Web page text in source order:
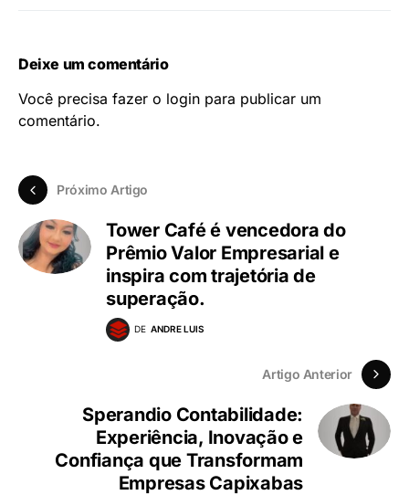
Deixe um comentário
Você precisa fazer o login para publicar um
comentário.
Próximo Artigo
Tower Café é vencedora do
Prêmio Valor Empresarial e
inspira com trajetória de
superação.
DE ANDRE LUIS
Artigo Anterior
Sperandio Contabilidade:
Experiência, Inovação e
Confiança que Transformam
Empresas Capixabas